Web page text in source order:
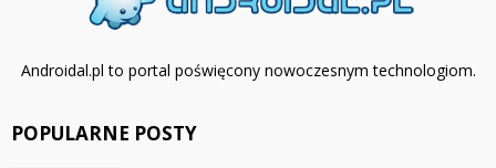
Androidal.pl to portal poświęcony nowoczesnym technologiom.
POPULARNE POSTY